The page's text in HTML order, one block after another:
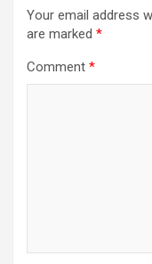
Your email address
are marked *
Comment *